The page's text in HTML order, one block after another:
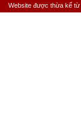
Website được thừa kế từ